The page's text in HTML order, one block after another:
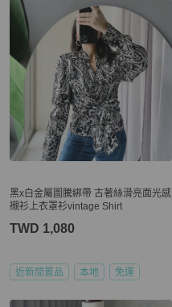
黑x白金屬圖騰綁帶 古著絲滑亮面光感
襯衫上衣罩衫vintage Shirt
TWD 1,080
近新閒置品 本地 免運